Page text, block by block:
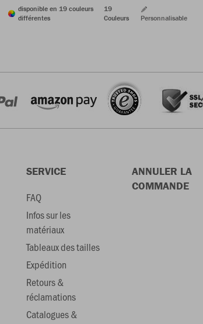
disponible en 19 couleurs
différentes
19
Couleurs
Personnalisable
SERVICE
FAQ
Infos sur les
matériaux
Tableaux des tailles
Expédition
Retours &
réclamations
Catalogues &
ANNULER LA
COMMANDE